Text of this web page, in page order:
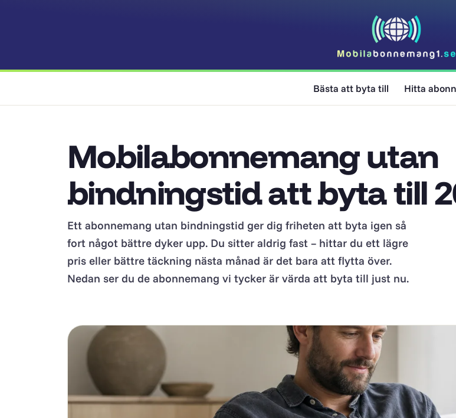
Bästa att byta till Hitta
Mobilabonnemang utan
bindningstid att byta till
Ett abonnemang utan bindningstid ger dig friheten att byta igen så
fort något bättre dyker upp. Du sitter aldrig fast – hittar du ett lägre
pris eller bättre täckning nästa månad är det bara att flytta över.
Nedan ser du de abonnemang vi tycker är värda att byta till just nu.